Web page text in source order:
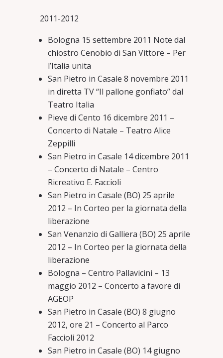
2011-2012
Bologna 15 settembre 2011 Note dal
chiostro Cenobio di San Vittore – Per
l’Italia unita
San Pietro in Casale 8 novembre 2011
in diretta TV “Il pallone gonfiato” dal
Teatro Italia
Pieve di Cento 16 dicembre 2011 –
Concerto di Natale – Teatro Alice
Zeppilli
San Pietro in Casale 14 dicembre 2011
– Concerto di Natale – Centro
Ricreativo E. Faccioli
San Pietro in Casale (BO) 25 aprile
2012 – In Corteo per la giornata della
liberazione
San Venanzio di Galliera (BO) 25 aprile
2012 – In Corteo per la giornata della
liberazione
Bologna – Centro Pallavicini – 13
maggio 2012 – Concerto a favore di
AGEOP
San Pietro in Casale (BO) 8 giugno
2012, ore 21 – Concerto al Parco
Faccioli 2012
San Pietro in Casale (BO) 14 giugno